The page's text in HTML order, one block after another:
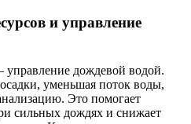
и управление
дождевой водой.
уменьшая поток воды,
Это помогает
сильных дождях и снижает